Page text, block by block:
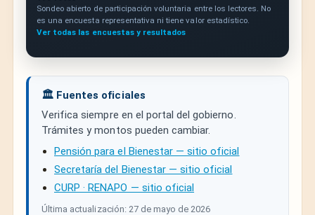
Sondeo abierto de participación voluntaria entre los lectores. No
es una encuesta representativa ni tiene valor estadístico.
Ver todas las encuestas y resultados
🏛️ Fuentes oficiales
Verifica siempre en el portal del gobierno.
Trámites y montos pueden cambiar.
Pensión para el Bienestar — sitio oficial
Secretaría del Bienestar — sitio oficial
CURP · RENAPO — sitio oficial
Última actualización: 27 de mayo de 2026